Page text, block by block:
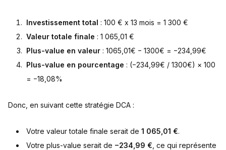
Investissement total : 100 € x 13 mois = 1 300 €
Valeur totale finale : 1 065,01 €
Plus-value en valeur : 1065,01€ − 1300€ = −234,99€
Plus-value en pourcentage : (−234,99€ / 1300€) × 100
= −18,08%
Donc, en suivant cette stratégie DCA :
Votre valeur totale finale serait de 1 065,01 €.
Votre plus-value serait de −234,99 € , ce qui représente